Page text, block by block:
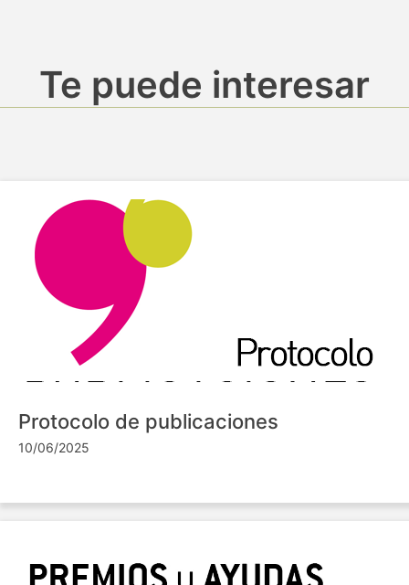
Te puede interesar
Protocolo de publicaciones
10/06/2025